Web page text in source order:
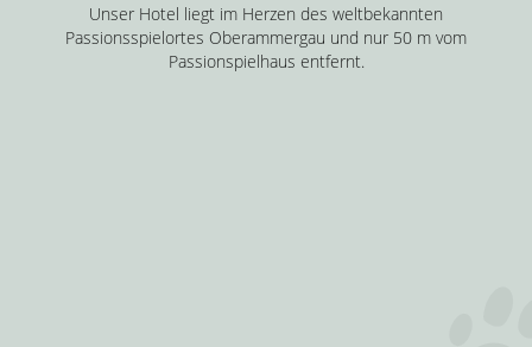
Unser Hotel liegt im Herzen des weltbekannten
Passionsspielortes Oberammergau und nur 50 m vom
Passionspielhaus entfernt.